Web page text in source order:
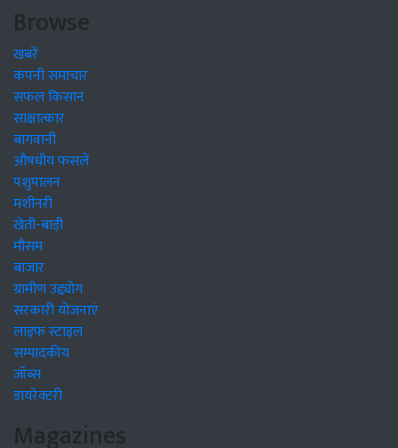
Browse
खबरें
कंपनी समाचार
सफल किसान
साक्षात्कार
बागवानी
औषधीय फसलें
पशुपालन
मशीनरी
खेती-बाड़ी
मौसम
बाजार
ग्रामीण उद्द्योग
सरकारी योजनाएं
लाइफ स्टाइल
सम्पादकीय
जॉब्स
डायरेक्टरी
Magazines